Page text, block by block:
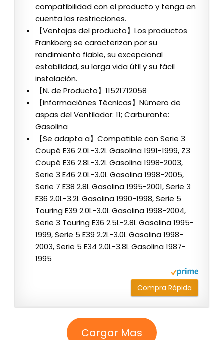
compatibilidad con el producto y tenga en
cuenta las restricciones.
【Ventajas del producto】Los productos
Frankberg se caracterizan por su
rendimiento fiable, su excepcional
estabilidad, su larga vida útil y su fácil
instalación.
【N. de Producto】11521712058
【informaciónes Técnicas】Número de
aspas del Ventilador: 11; Carburante:
Gasolina
【Se adapta a】Compatible con Serie 3
Coupé E36 2.0L-3.2L Gasolina 1991-1999, Z3
Coupé E36 2.8L-3.2L Gasolina 1998-2003,
Serie 3 E46 2.0L-3.0L Gasolina 1998-2005,
Serie 7 E38 2.8L Gasolina 1995-2001, Serie 3
E36 2.0L-3.2L Gasolina 1990-1998, Serie 5
Touring E39 2.0L-3.0L Gasolina 1998-2004,
Serie 3 Touring E36 2.5L-2.8L Gasolina 1995-
1999, Serie 5 E39 2.2L-3.0L Gasolina 1998-
2003, Serie 5 E34 2.0L-3.8L Gasolina 1987-
1995
Compra Rápida
Cargar Mas